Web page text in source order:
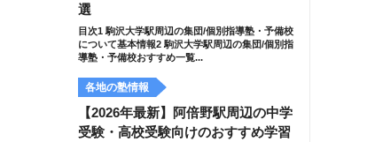
選
目次1 駒沢大学駅周辺の集団/個別指導塾・予備校
について基本情報2 駒沢大学駅周辺の集団/個別指
導塾・予備校おすすめ一覧...
各地の塾情報
【2026年最新】阿倍野駅周辺の中学
受験・高校受験向けのおすすめ学習